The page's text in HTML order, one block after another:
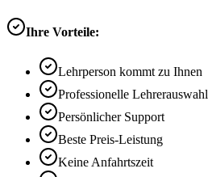
Ihre Vorteile:
Lehrperson kommt zu Ihnen
Professionelle Lehrerauswahl
Persönlicher Support
Beste Preis-Leistung
Keine Anfahrtszeit